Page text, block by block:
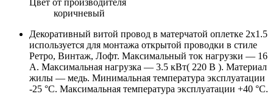
коричневый
Декоративный витой провод в матерчатой оплетке 2х1.5
используется для монтажа открытой проводки в стиле
Ретро, Винтаж, Лофт. Максимальный ток нагрузки — 16
А. Максимальная нагрузка — 3.5 кВт( 220 В ). Материал
жилы — медь. Минимальная температура эксплуатации
-25 °C. Максимальная температура эксплуатации +40 °C.